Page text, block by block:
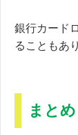
銀行カード
ることもあ
まとめ